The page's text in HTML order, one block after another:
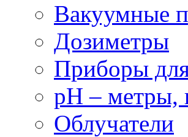
Вакуумные
Дозиметры
Приборы для
рН – метры,
Облучатели